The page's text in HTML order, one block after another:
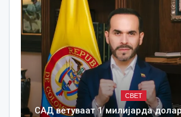
СВЕТ
САД ветуваат 1 милијарда